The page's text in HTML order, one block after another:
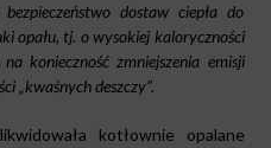
dostaw ciepła do
opału, tj. o wysokiej kaloryczności
konieczność zmniejszenia emisji
„kwaśnych deszczy”.
kotłownie opalane